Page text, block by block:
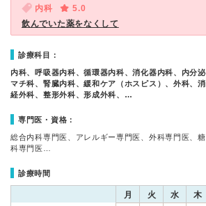
内科
5.0
飲んでいた薬をなくして
診療科目：
内科、呼吸器内科、循環器内科、消化器内科、内分
マチ科、腎臓内科、緩和ケア（ホスピス）、外科、
経外科、整形外科、形成外科、…
専門医・資格：
総合内科専門医、アレルギー専門医、外科専門医、
科専門医…
診療時間
月 火 水 木